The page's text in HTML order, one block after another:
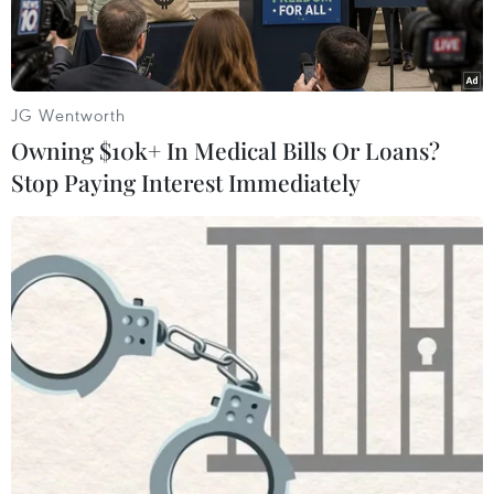
Ông Vương Tam Vận tại tòa. (Nguồn: news.cgtn.com)
Ngày 11/4, Tòa án nhân dân trung cấp thành
phố Trịnh Châu, tỉnh Hà Nam (Trung Quốc) đã
đưa ra xét xử công khai vụ án Vương Tam Vận,
nguyên Phó Chủ nhiệm Ủy ban Giáo dục, Khoa
học, Văn hóa và Y tế của Nhân đại toàn quốc
Trung Quốc, nguyên Bí thư tỉnh ủy Cam Túc, về
JG Wentworth
Owning $10k+ In Medical Bills Or Loans?
Stop Paying Interest Immediately